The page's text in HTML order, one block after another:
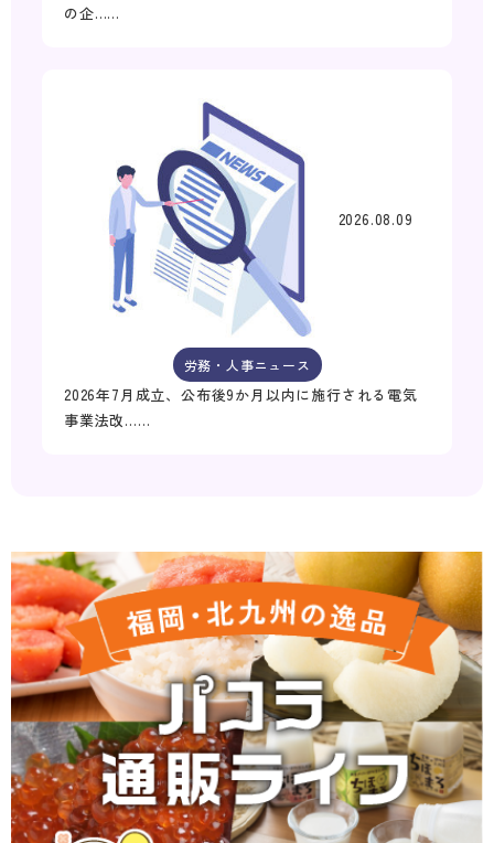
の企……
2026.08.09
労務・人事ニュース
2026年7月成立、公布後9か月以内に施行される電気
事業法改……